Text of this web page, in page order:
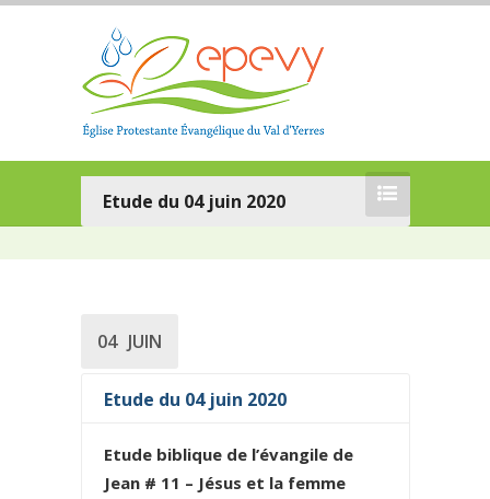
Etude du 04 juin 2020
04 JUIN
Etude du 04 juin 2020
Etude biblique de l’évangile de
Jean # 11 – Jésus et la femme